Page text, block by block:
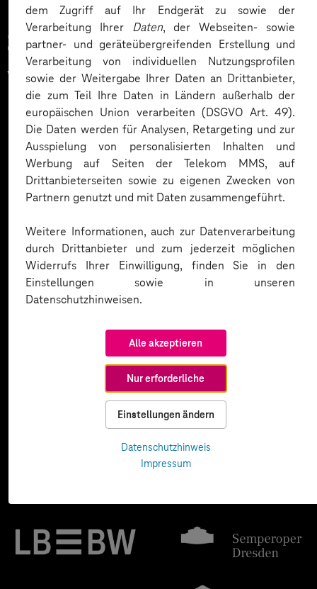
dem Zugriff auf Ihr Endgerät zu sowie der
Verarbeitung Ihrer Daten, der Webseiten- sowie
partner- und geräteübergreifenden Erstellung und
Verarbeitung von individuellen Nutzungsprofilen
sowie der Weitergabe Ihrer Daten an Drittanbieter,
die zum Teil Ihre Daten in Ländern außerhalb der
europäischen Union verarbeiten (DSGVO Art. 49).
Die Daten werden für Analysen, Retargeting und zur
Ausspielung von personalisierten Inhalten und
Werbung auf Seiten der Telekom MMS, auf
Drittanbieterseiten sowie zu eigenen Zwecken von
Partnern genutzt und mit Daten zusammengeführt.
Weitere Informationen, auch zur Datenverarbeitung
durch Drittanbieter und zum jederzeit möglichen
Widerrufs Ihrer Einwilligung, finden Sie in den
Einstellungen sowie in unseren
Datenschutzhinweisen.
Alle akzeptieren
Nur erforderliche
Einstellungen ändern
Datenschutzhinweis
Impressum
Zahlreiche Unternehmen
vertrauen auf unsere
Expertise. Hier eine Auswahl: